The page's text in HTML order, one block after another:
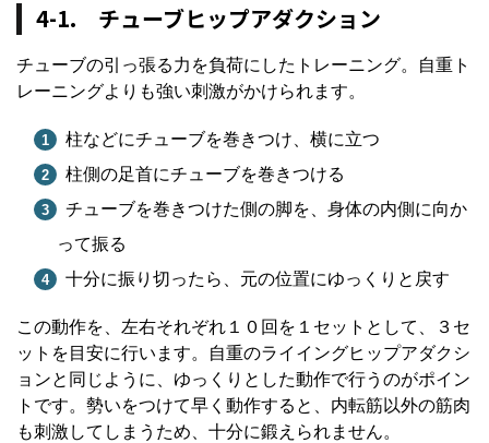
4-1. チューブヒップアダクション
チューブの引っ張る力を負荷にしたトレーニング。自重ト
レーニングよりも強い刺激がかけられます。
柱などにチューブを巻きつけ、横に立つ
柱側の足首にチューブを巻きつける
チューブを巻きつけた側の脚を、身体の内側に向か
って振る
十分に振り切ったら、元の位置にゆっくりと戻す
この動作を、左右それぞれ１０回を１セットとして、３セ
ットを目安に行います。自重のライイングヒップアダクシ
ョンと同じように、ゆっくりとした動作で行うのがポイン
トです。勢いをつけて早く動作すると、内転筋以外の筋肉
も刺激してしまうため、十分に鍛えられません。